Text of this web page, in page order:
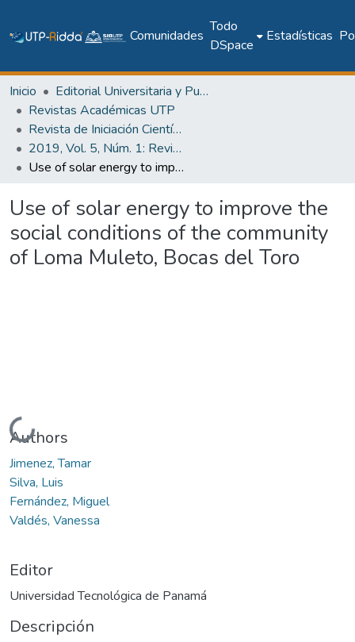
Comunidades
Todo
DSpace
Estadísticas
Inicio
Editorial Universitaria y Publicaciones Seriadas
Revistas Académicas UTP
Revista de Iniciación Científica
2019, Vol. 5, Núm. 1: Revista de Iniciación Científica
Use of solar energy to improve the social conditions of the community of Loma Muleto, Bocas del Toro
Use of solar energy to improve the
social conditions of the community
of Loma Muleto, Bocas del Toro
Cargando...
Authors
Jimenez, Tamar
Silva, Luis
Fernández, Miguel
Valdés, Vanessa
Editor
Universidad Tecnológica de Panamá
Descripción